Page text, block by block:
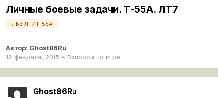
Личные боевые задачи. Т-55А. ЛТ7
ЛБЗ ЛТ7 Т-55А
Автор: Ghost86Ru
12 февраля, 2015 в Вопросы по игре
Ghost86Ru